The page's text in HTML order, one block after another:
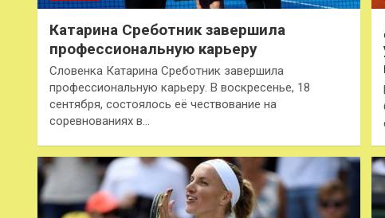
Катарина Среботник завершила
профессиональную карьеру
Словенка Катарина Среботник завершила
профессиональную карьеру. В воскресенье, 18
сентября, состоялось её чествование на
соревнованиях в…